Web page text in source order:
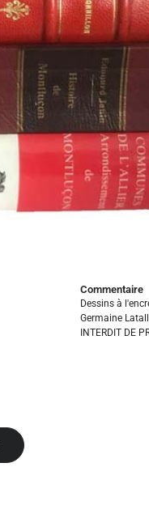
Commentaire
Dessins à
Germaine
INTERDIT DE